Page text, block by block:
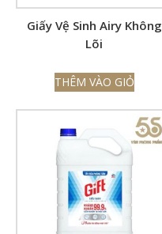
Giấy Vệ Sinh Airy Không
Lõi
THÊM VÀO GIỎ